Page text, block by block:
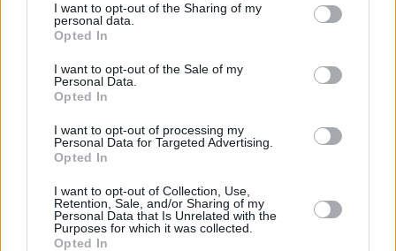
I want to opt-out of the Sharing of my
personal data.
Opted In
I want to opt-out of the Sale of my
Personal Data.
Opted In
I want to opt-out of processing my
Personal Data for Targeted Advertising.
Opted In
I want to opt-out of Collection, Use,
Retention, Sale, and/or Sharing of my
Personal Data that Is Unrelated with the
Purposes for which it was collected.
Opted In
Η επιστροφή της ελληνικής
διασποράς στην αγορά
ομογενείς
Προυπολογισμός: Νέο
εισοδήματος και ΕΝΦΙΑ
εκτόξευσαν τα φορολογικά
RELATEDPOSTS